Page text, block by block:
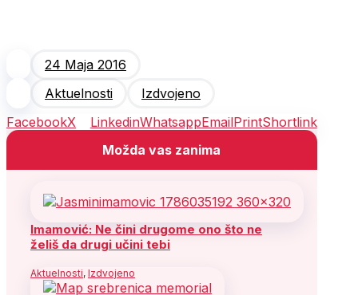
24 Maja 2016
Aktuelnosti
Izdvojeno
FacebookX LinkedinWhatsappEmailPrintShortlink
Možda vas zanima
Imamović: Ne čini drugome ono što ne
želiš da drugi učini tebi
Aktuelnosti, Izdvojeno